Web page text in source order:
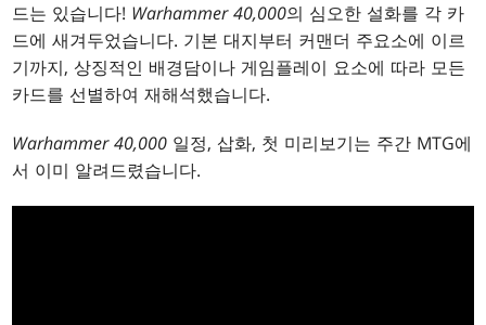
드는 있습니다! Warhammer 40,000의 심오한 설화를 각 카
드에 새겨두었습니다. 기본 대지부터 커맨더 주요소에 이르
기까지, 상징적인 배경담이나 게임플레이 요소에 따라 모든
카드를 선별하여 재해석했습니다.
Warhammer 40,000 일정, 삽화, 첫 미리보기는 주간 MTG에
서 이미 알려드렸습니다.